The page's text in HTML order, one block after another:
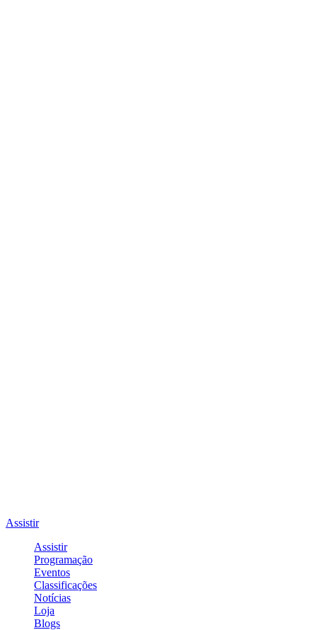
Assistir
Assistir
Programação
Eventos
Classificações
Notícias
Loja
Blogs